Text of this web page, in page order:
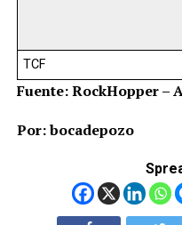
TCF
Fuente: RockHopper –
Por: bocadepozo